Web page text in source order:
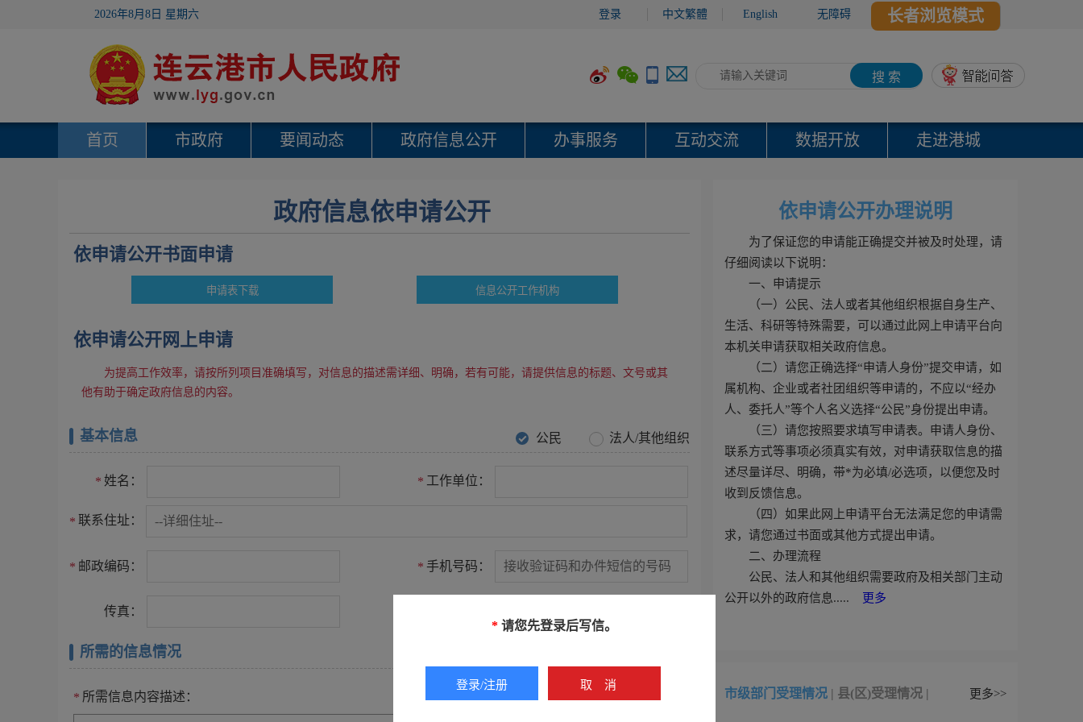
2026年8月8日 星期六 登录 中文繁體 English 无障碍 长者浏览模式
搜 索
首页 市政府 要闻动态 政府信息公开 办事服务 互动交流 数据开放 走进港城
政府信息依申请公开
依申请公开书面申请
依申请公开网上申请
为提高工作效率，请按所列项目准确填写，对信息的描述需详细、明确，若有可能，请提供信息的标题、文号或其
他有助于确定政府信息的内容。
基本信息 公民 法人/其他组织
* 姓名： * 工作单位：
* 联系住址：
* 邮政编码： * 手机号码：
传真：
所需的信息情况
* 所需信息内容描述：
依申请公开办理说明
为了保证您的申请能正确提交并被及时处理，请
仔细阅读以下说明：
一、申请提示
（一）公民、法人或者其他组织根据自身生产、
生活、科研等特殊需要，可以通过此网上申请平台向
本机关申请获取相关政府信息。
（二）请您正确选择“申请人身份”提交申请，如
属机构、企业或者社团组织等申请的，不应以“经办
人、委托人”等个人名义选择“公民”身份提出申请。
（三）请您按照要求填写申请表。申请人身份、
联系方式等事项必须真实有效，对申请获取信息的描
述尽量详尽、明确，带*为必填/必选项，以便您及时
收到反馈信息。
（四）如果此网上申请平台无法满足您的申请需
求，请您通过书面或其他方式提出申请。
二、办理流程
公民、法人和其他组织需要政府及相关部门主动
公开以外的政府信息.....
更多
市级部门受理情况 | 县(区)受理情况 | 更多>>
* 请您先登录后写信。
登录/注册 取消